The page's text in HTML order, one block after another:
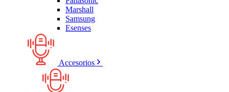
Marshall
Samsung
Esenses
Accesorios